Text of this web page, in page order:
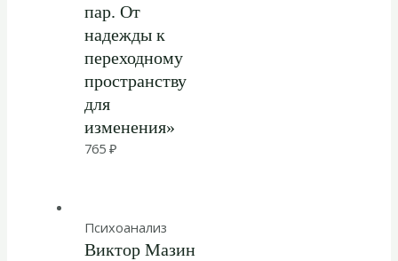
пар. От
надежды к
переходному
пространству
для
изменения»
765₽
Психоанализ
Виктор Мазин